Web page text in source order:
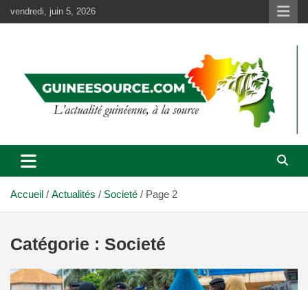
au
vendredi, juin 5, 2026
Accueil Actualités Societé Page 2
Catégorie : Societé